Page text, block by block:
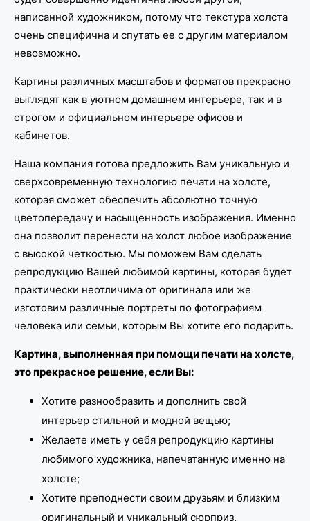
написанной художником, потому что текстура холста
очень специфична и спутать ее с другим материалом
невозможно.
Картины различных масштабов и форматов прекрасно
выглядят как в уютном домашнем интерьере, так и в
строгом и официальном интерьере офисов и
кабинетов.
Наша компания готова предложить Вам уникальную и
сверхсовременную технологию печати на холсте,
которая сможет обеспечить абсолютно точную
цветопередачу и насыщенность изображения. Именно
она позволит перенести на холст любое изображение
с высокой четкостью. Мы поможем Вам сделать
репродукцию Вашей любимой картины, которая будет
практически неотличима от оригинала или же
изготовим различные портреты по фотографиям
человека или семьи, которым Вы хотите его подарить.
Картина, выполненная при помощи печати на холсте,
это прекрасное решение, если Вы:
Хотите разнообразить и дополнить свой
интерьер стильной и модной вещью;
Желаете иметь у себя репродукцию картины
любимого художника, напечатанную именно на
холсте;
Хотите преподнести своим друзьям и близким
оригинальный и уникальный сюрприз.